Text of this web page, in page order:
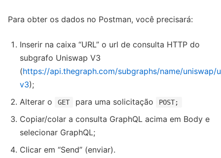
Para obter os dados no Postman, você precisará:
Inserir na caixa “URL” o url de consulta HTTP do
subgrafo Uniswap V3
(https://api.thegraph.com/subgraphs/name/uniswap/
v3);
Alterar o
GET para uma solicitação POST;
Copiar/colar a consulta GraphQL acima em Body e
selecionar GraphQL;
Clicar em “Send” (enviar).